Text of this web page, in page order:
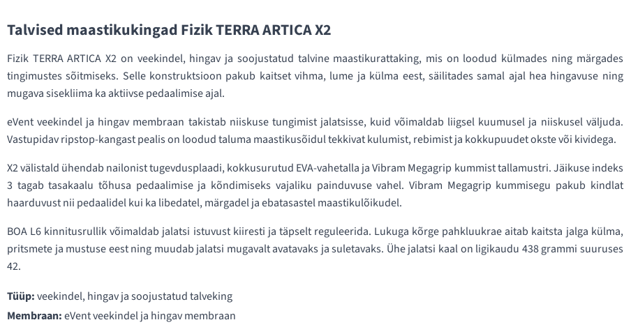
Talvised maastikukingad Fizik TERRA ARTICA X2
Fizik TERRA ARTICA X2 on veekindel, hingav ja soojustatud talvine maastikurattaking, mis on loodud külmades ning märgades
tingimustes sõitmiseks. Selle konstruktsioon pakub kaitset vihma, lume ja külma eest, säilitades samal ajal hea hingavuse ning
mugava sisekliima ka aktiivse pedaalimise ajal.
eVent veekindel ja hingav membraan takistab niiskuse tungimist jalatsisse, kuid võimaldab liigsel kuumusel ja niiskusel väljuda.
Vastupidav ripstop-kangast pealis on loodud taluma maastikusõidul tekkivat kulumist, rebimist ja kokkupuudet okste või kividega.
X2 välistald ühendab nailonist tugevdusplaadi, kokkusurutud EVA-vahetalla ja Vibram Megagrip kummist tallamustri. Jäikuse indeks
3 tagab tasakaalu tõhusa pedaalimise ja kõndimiseks vajaliku painduvuse vahel. Vibram Megagrip kummisegu pakub kindlat
haarduvust nii pedaalidel kui ka libedatel, märgadel ja ebatasastel maastikulõikudel.
BOA L6 kinnitusrullik võimaldab jalatsi istuvust kiiresti ja täpselt reguleerida. Lukuga kõrge pahkluukrae aitab kaitsta jalga külma,
pritsmete ja mustuse eest ning muudab jalatsi mugavalt avatavaks ja suletavaks. Ühe jalatsi kaal on ligikaudu 438 grammi suuruses
42.
Tüüp:veekindel, hingav ja soojustatud talveking
Membraan:eVent veekindel ja hingav membraan